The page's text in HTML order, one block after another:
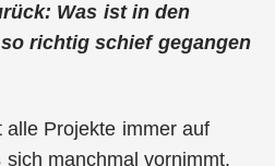
Was ist in den
richtig schief gegangen
Projekte immer auf
manchmal vornimmt.